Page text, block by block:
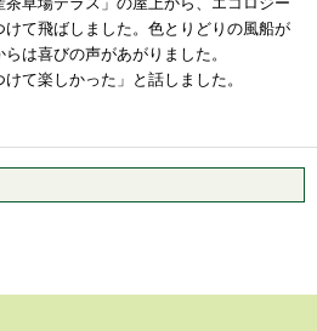
て飛ばしました。色とりどりの風船が
は喜びの声があがりました。
て楽しかった」と話しました。